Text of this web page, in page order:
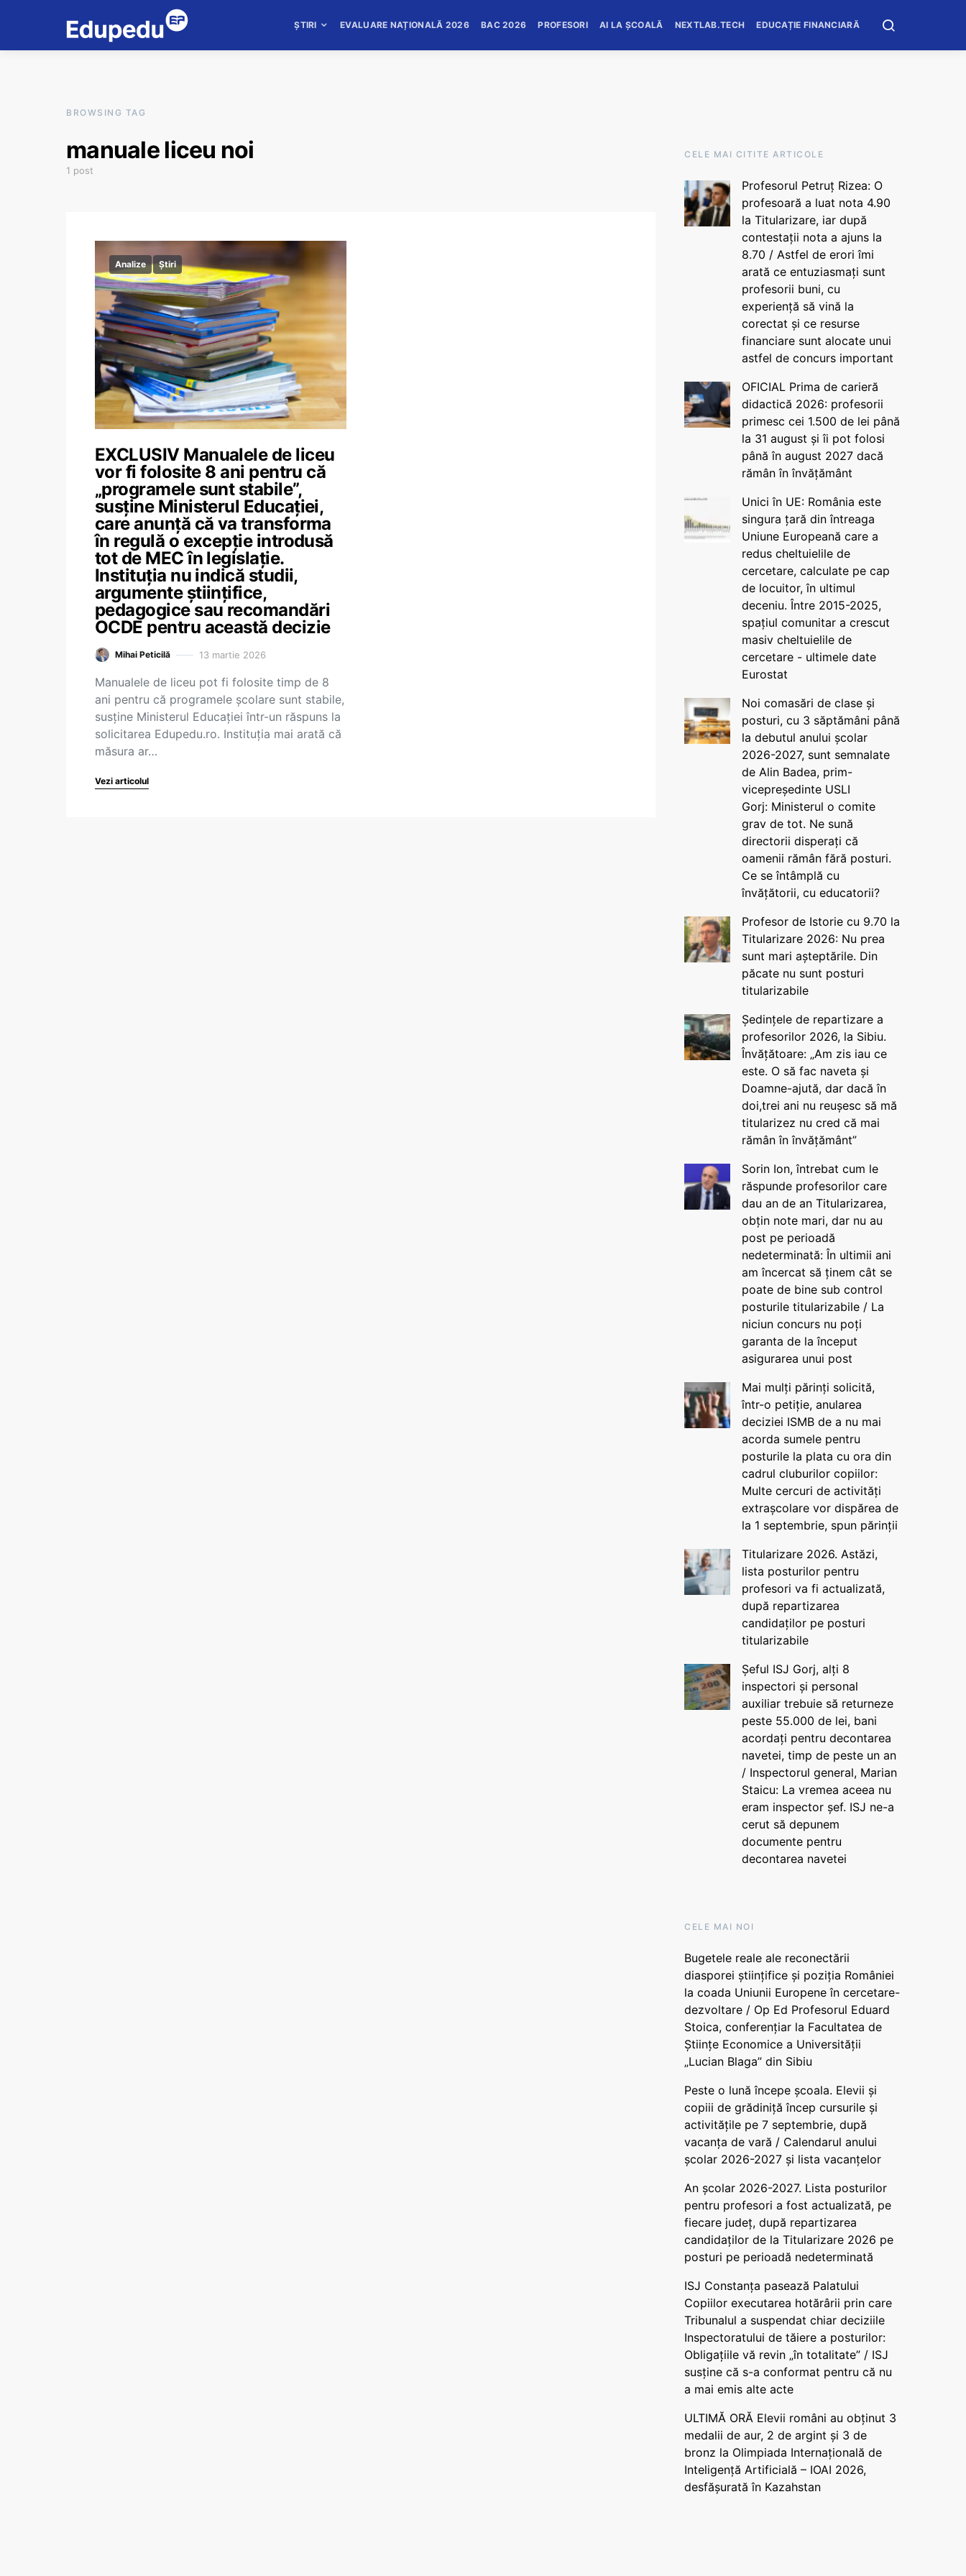
ȘTIRI EVALUARE NAȚIONALĂ 2026 BAC 2026 PROFESORI AI LA ȘCOALĂ NEXTLAB.TECH EDUCAȚIE FINANCIARĂ
BROWSING TAG
manuale liceu noi
1 post
Analize Știri
EXCLUSIV Manualele de liceu
vor fi folosite 8 ani pentru că
„programele sunt stabile”,
susține Ministerul Educației,
care anunță că va transforma
în regulă o excepție introdusă
tot de MEC în legislație.
Instituția nu indică studii,
argumente științifice,
pedagogice sau recomandări
OCDE pentru această decizie
Mihai Peticilă 13 martie 2026
Manualele de liceu pot fi folosite timp de 8
ani pentru că programele școlare sunt stabile,
susține Ministerul Educației într-un răspuns la
solicitarea Edupedu.ro. Instituția mai arată că
măsura ar…
Vezi articolul
CELE MAI CITITE ARTICOLE
Profesorul Petruț Rizea: O
profesoară a luat nota 4.90
la Titularizare, iar după
contestații nota a ajuns la
8.70 / Astfel de erori îmi
arată ce entuziasmați sunt
profesorii buni, cu
experiență să vină la
corectat și ce resurse
financiare sunt alocate unui
astfel de concurs important
OFICIAL Prima de carieră
didactică 2026: profesorii
primesc cei 1.500 de lei până
la 31 august și îi pot folosi
până în august 2027 dacă
rămân în învățământ
Unici în UE: România este
singura țară din întreaga
Uniune Europeană care a
redus cheltuielile de
cercetare, calculate pe cap
de locuitor, în ultimul
deceniu. Între 2015-2025,
spațiul comunitar a crescut
masiv cheltuielile de
cercetare - ultimele date
Eurostat
Noi comasări de clase și
posturi, cu 3 săptămâni până
la debutul anului școlar
2026-2027, sunt semnalate
de Alin Badea, prim-
vicepreședinte USLI
Gorj: Ministerul o comite
grav de tot. Ne sună
directorii disperați că
oamenii rămân fără posturi.
Ce se întâmplă cu
învățătorii, cu educatorii?
Profesor de Istorie cu 9.70 la
Titularizare 2026: Nu prea
sunt mari așteptările. Din
păcate nu sunt posturi
titularizabile
Ședințele de repartizare a
profesorilor 2026, la Sibiu.
Învățătoare: „Am zis iau ce
este. O să fac naveta și
Doamne-ajută, dar dacă în
doi,trei ani nu reușesc să mă
titularizez nu cred că mai
rămân în învățământ”
Sorin Ion, întrebat cum le
răspunde profesorilor care
dau an de an Titularizarea,
obțin note mari, dar nu au
post pe perioadă
nedeterminată: În ultimii ani
am încercat să ținem cât se
poate de bine sub control
posturile titularizabile / La
niciun concurs nu poți
garanta de la început
asigurarea unui post
Mai mulți părinți solicită,
într-o petiție, anularea
deciziei ISMB de a nu mai
acorda sumele pentru
posturile la plata cu ora din
cadrul cluburilor copiilor:
Multe cercuri de activități
extrașcolare vor dispărea de
la 1 septembrie, spun părinții
Titularizare 2026. Astăzi,
lista posturilor pentru
profesori va fi actualizată,
după repartizarea
candidaților pe posturi
titularizabile
Șeful ISJ Gorj, alți 8
inspectori și personal
auxiliar trebuie să returneze
peste 55.000 de lei, bani
acordați pentru decontarea
navetei, timp de peste un an
/ Inspectorul general, Marian
Staicu: La vremea aceea nu
eram inspector șef. ISJ ne-a
cerut să depunem
documente pentru
decontarea navetei
CELE MAI NOI
Bugetele reale ale reconectării
diasporei științifice și poziția României
la coada Uniunii Europene în cercetare-
dezvoltare / Op Ed Profesorul Eduard
Stoica, conferențiar la Facultatea de
Științe Economice a Universității
„Lucian Blaga” din Sibiu
Peste o lună începe școala. Elevii și
copiii de grădiniță încep cursurile și
activitățile pe 7 septembrie, după
vacanța de vară / Calendarul anului
școlar 2026-2027 și lista vacanțelor
An școlar 2026-2027. Lista posturilor
pentru profesori a fost actualizată, pe
fiecare județ, după repartizarea
candidaților de la Titularizare 2026 pe
posturi pe perioadă nedeterminată
ISJ Constanța pasează Palatului
Copiilor executarea hotărârii prin care
Tribunalul a suspendat chiar deciziile
Inspectoratului de tăiere a posturilor:
Obligațiile vă revin „în totalitate” / ISJ
susține că s-a conformat pentru că nu
a mai emis alte acte
ULTIMĂ ORĂ Elevii români au obținut 3
medalii de aur, 2 de argint și 3 de
bronz la Olimpiada Internațională de
Inteligență Artificială – IOAI 2026,
desfășurată în Kazahstan